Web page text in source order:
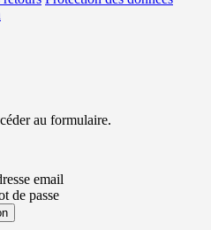
au formulaire.
email
de passe